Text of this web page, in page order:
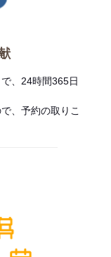
、24時間365日
、予約の取りこ